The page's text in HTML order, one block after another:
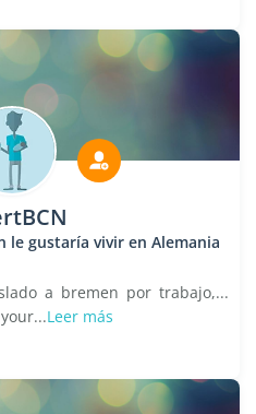
le gustaría vivir en Alemania
a bremen por trabajo,...
Leer más